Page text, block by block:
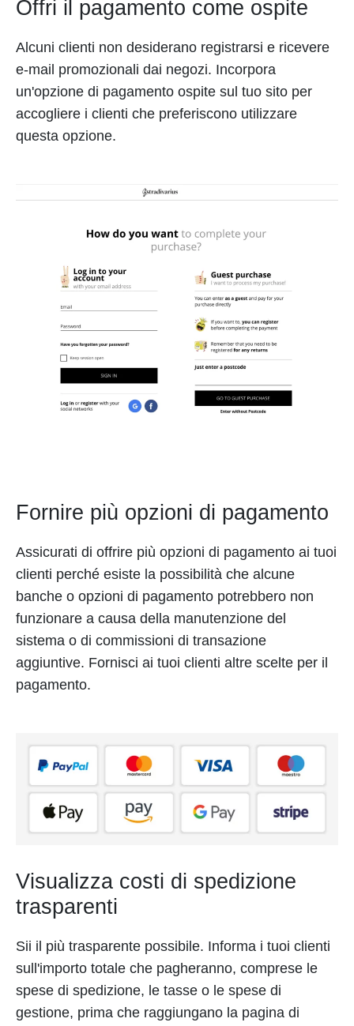
Offri il pagamento come ospite
Alcuni clienti non desiderano registrarsi e ricevere
e-mail promozionali dai negozi. Incorpora
un'opzione di pagamento ospite sul tuo sito per
accogliere i clienti che preferiscono utilizzare
questa opzione.
Fornire più opzioni di pagamento
Assicurati di offrire più opzioni di pagamento ai tuoi
clienti perché esiste la possibilità che alcune
banche o opzioni di pagamento potrebbero non
funzionare a causa della manutenzione del
sistema o di commissioni di transazione
aggiuntive. Fornisci ai tuoi clienti altre scelte per il
pagamento.
Visualizza costi di spedizione
trasparenti
Sii il più trasparente possibile. Informa i tuoi clienti
sull'importo totale che pagheranno, comprese le
spese di spedizione, le tasse o le spese di
gestione, prima che raggiungano la pagina di